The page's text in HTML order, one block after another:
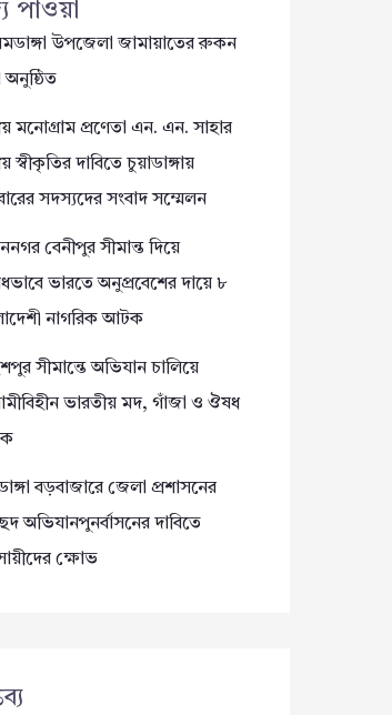
পাওয়া
উপজেলা জামায়াতের রুকন
অনুষ্ঠিত
মনোগ্রাম প্রণেতা এন. এন. সাহার
স্বীকৃতির দাবিতে চুয়াডাঙ্গায়
সদস্যদের সংবাদ সম্মেলন
বেনীপুর সীমান্ত দিয়ে
ভারতে অনুপ্রবেশের দায়ে ৮
নাগরিক আটক
সীমান্তে অভিযান চালিয়ে
ভারতীয় মদ, গাঁজা ও ঔষধ
বড়বাজারে জেলা প্রশাসনের
অভিযানপুনর্বাসনের দাবিতে
ক্ষোভ